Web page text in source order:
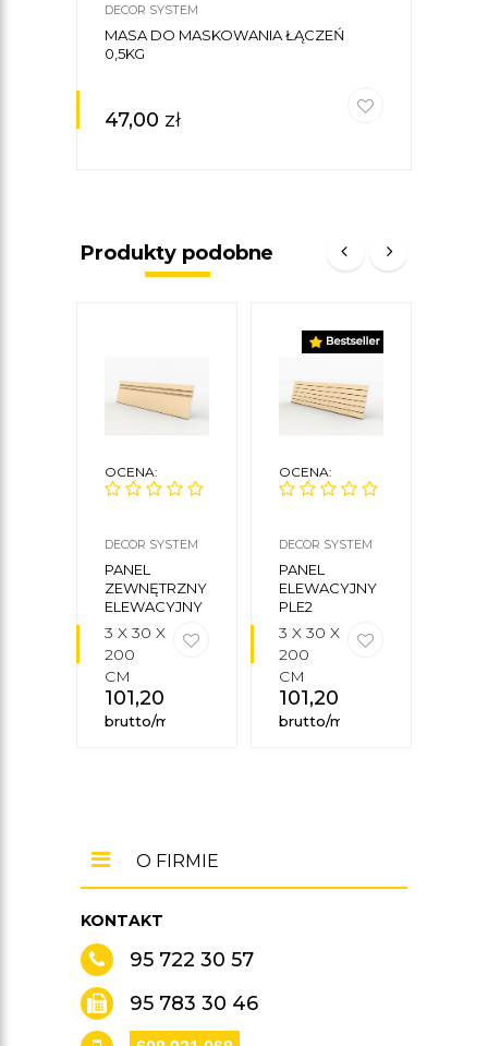
DECOR SYSTEM
MASA DO MASKOWANIA ŁĄCZEŃ
0,5KG
47,00 zł
Produkty podobne
OCENA:
DECOR SYSTEM
PANEL
ZEWNĘTRZNY
ELEWACYJNY
PLE6
3 X 30 X
200
CM
101,20
brutto/mb
OCENA:
DECOR SYSTEM
PANEL
ELEWACYJNY
PLE2
3 X 30 X
200
CM
101,20
brutto/mb
KONTAKT
95 722 30 57
95 783 30 46
O FIRMIE